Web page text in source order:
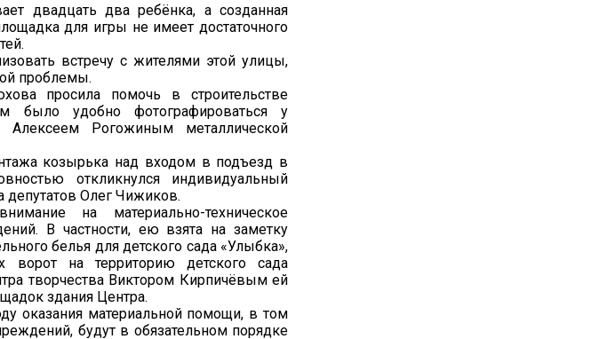
двадцать два ребёнка, а созданная
для игры не имеет достаточного
встречу с жителями этой улицы,
проблемы.
просила помочь в строительстве
было удобно фотографироваться у
Алексеем Рогожиным металлической
козырька над входом в подъезд в
откликнулся индивидуальный
депутатов Олег Чижиков.
на материально-техническое
В частности, ею взята на заметку
белья для детского сада «Улыбка»,
ворот на территорию детского сада
творчества Виктором Кирпичёвым ей
здания Центра.
оказания материальной помощи, в том
будут в обязательном порядке